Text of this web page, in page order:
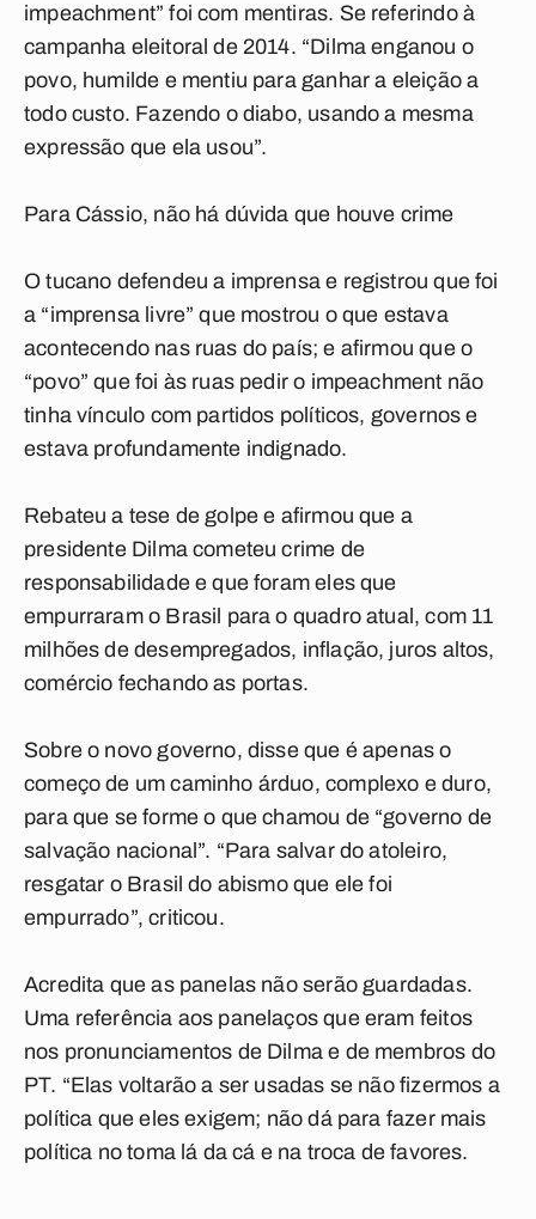
impeachment” foi com mentiras. Se referindo à
campanha eleitoral de 2014. “Dilma enganou o
povo, humilde e mentiu para ganhar a eleição a
todo custo. Fazendo o diabo, usando a mesma
expressão que ela usou”.
Para Cássio, não há dúvida que houve crime
O tucano defendeu a imprensa e registrou que foi
a “imprensa livre” que mostrou o que estava
acontecendo nas ruas do país; e afirmou que o
“povo” que foi às ruas pedir o impeachment não
tinha vínculo com partidos políticos, governos e
estava profundamente indignado.
Rebateu a tese de golpe e afirmou que a
presidente Dilma cometeu crime de
responsabilidade e que foram eles que
empurraram o Brasil para o quadro atual, com 11
milhões de desempregados, inflação, juros altos,
comércio fechando as portas.
Sobre o novo governo, disse que é apenas o
começo de um caminho árduo, complexo e duro,
para que se forme o que chamou de “governo de
salvação nacional”. “Para salvar do atoleiro,
resgatar o Brasil do abismo que ele foi
empurrado”, criticou.
Acredita que as panelas não serão guardadas.
Uma referência aos panelaços que eram feitos
nos pronunciamentos de Dilma e de membros do
PT. “Elas voltarão a ser usadas se não fizermos a
política que eles exigem; não dá para fazer mais
política no toma lá da cá e na troca de favores.